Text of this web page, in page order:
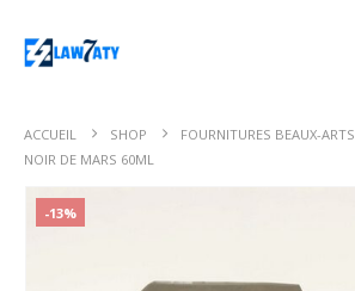
ACCUEIL SHOP
FOURNITURES BEAUX-ARTS
NOIR DE MARS 60ML
-13%